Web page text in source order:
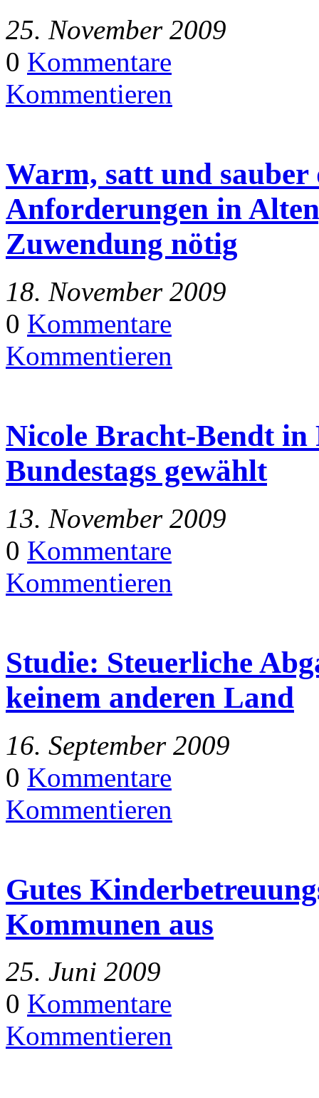
25. November 2009
0 Kommentare
Kommentieren
Warm, satt und
Anforderungen in
Zuwendung nötig
18. November 2009
0 Kommentare
Kommentieren
Nicole Bracht-Bendt in
Bundestags gewählt
13. November 2009
0 Kommentare
Kommentieren
Studie: Steuerliche
keinem anderen Land
16. September 2009
0 Kommentare
Kommentieren
Gutes
Kommunen aus
25. Juni 2009
0 Kommentare
Kommentieren